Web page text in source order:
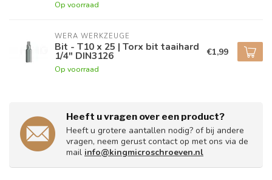
Op voorraad
WERA WERKZEUGE
Bit - T10 x 25 | Torx bit taaihard
1/4" DIN3126
Op voorraad
€1,99
Heeft u vragen over een product?
Heeft u grotere aantallen nodig? of bij andere
vragen, neem gerust contact op met ons via de
mail info@kingmicroschroeven.nl